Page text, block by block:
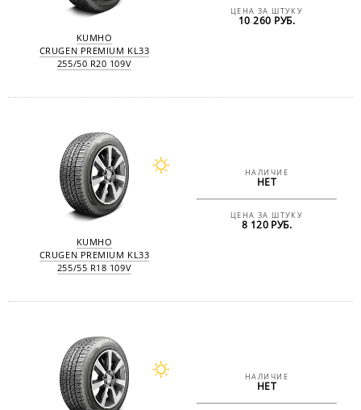
KUMHO
CRUGEN PREMIUM KL33
255/50 R20 109V
ЦЕНА ЗА ШТУКУ
10 260 РУБ.
KUMHO
CRUGEN PREMIUM KL33
255/55 R18 109V
НАЛИЧИЕ
НЕТ
ЦЕНА ЗА ШТУКУ
8 120 РУБ.
НАЛИЧИЕ
НЕТ